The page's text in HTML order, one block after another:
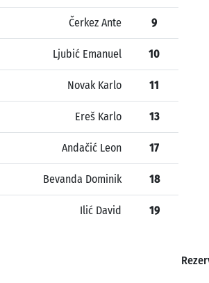
Čerkez Ante 9
Ljubić Emanuel 10
Novak Karlo 11
Ereš Karlo 13
Andačić Leon 17
Bevanda Dominik 18
Ilić David 19